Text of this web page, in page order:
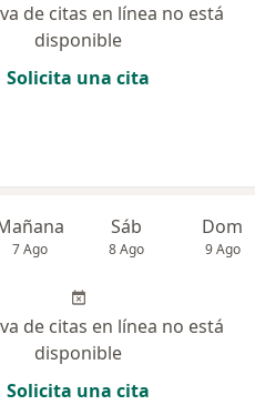
de citas en línea no está
disponible
Solicita una cita
7 Ago
Sáb
8 Ago
Dom
9 Ago
de citas en línea no está
disponible
Solicita una cita